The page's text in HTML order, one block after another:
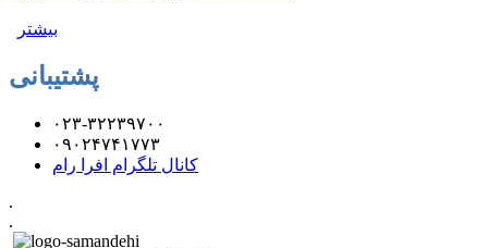
بیشتر
پشتیبانی
۰۲۳-۳۲۲۳۹۷۰۰
۰۹۰۲۴۷۴۱۷۷۳
کانال تلگرام افرا رام
.
.